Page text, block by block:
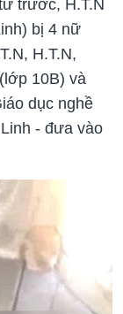
trước, H.T.N
bị 4 nữ
H.T.N,
10B) và
dục nghề
- đưa vào